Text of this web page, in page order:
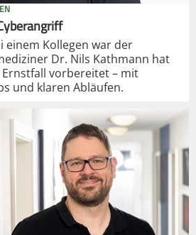
einem Kollegen war der
Dr. Nils Kathmann hat
vorbereitet – mit
und klaren Abläufen.